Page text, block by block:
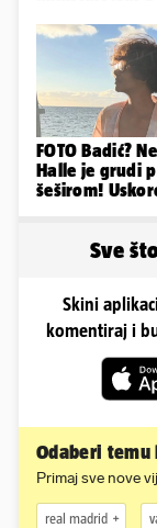
nas je'
FOTO Badić?
Halle je grudi
šeširom!
Sve
Skini
komentiraj i
Odaberi
Primaj sve nove
real madrid